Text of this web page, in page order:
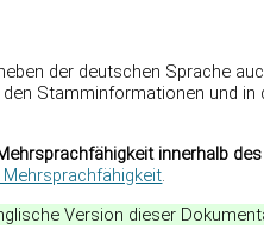
der deutschen Sprache
Stamminformationen und
innerhalb
.
Version dieser